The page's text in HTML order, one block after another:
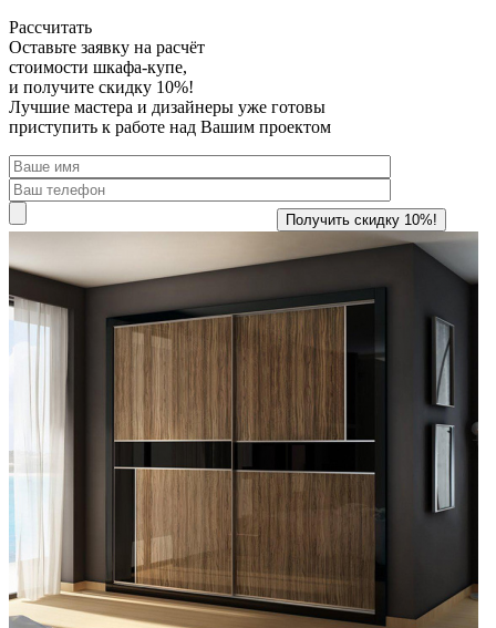
Рассчитать
Оставьте заявку на расчёт
стоимости шкафа-купе,
и получите скидку 10%!
Лучшие мастера и дизайнеры уже готовы
приступить к работе над Вашим проектом